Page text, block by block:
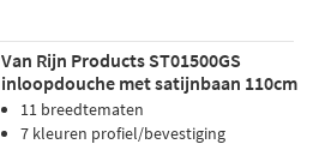
Van Rijn Products ST01500GS
inloopdouche met satijnbaan 110cm
- Mat wit
11 breedtematen
7 kleuren profiel/bevestiging